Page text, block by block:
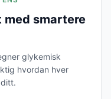
med smartere
glykemisk
hvordan hver